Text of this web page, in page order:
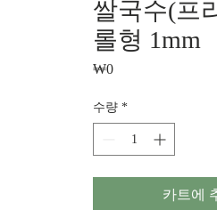
쌀국수(프
롤형 1mm
₩0가
수량 *
카트에